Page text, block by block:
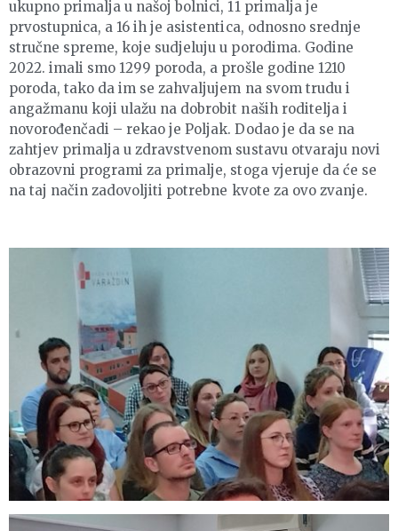
ukupno primalja u našoj bolnici, 11 primalja je
prvostupnica, a 16 ih je asistentica, odnosno srednje
stručne spreme, koje sudjeluju u porodima. Godine
2022. imali smo 1299 poroda, a prošle godine 1210
poroda, tako da im se zahvaljujem na svom trudu i
angažmanu koji ulažu na dobrobit naših roditelja i
novorođenčadi – rekao je Poljak. Dodao je da se na
zahtjev primalja u zdravstvenom sustavu otvaraju novi
obrazovni programi za primalje, stoga vjeruje da će se
na taj način zadovoljiti potrebne kvote za ovo zvanje.